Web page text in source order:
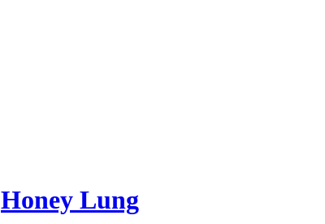
Honey Lung